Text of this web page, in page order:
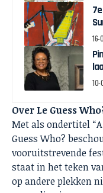
16-
10-
Over Le Guess
Met als ondertitel
Guess Who?
vooruitstrevende
staat in het teken
op andere plekken